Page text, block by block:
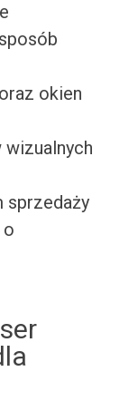
okien
sprzedaży